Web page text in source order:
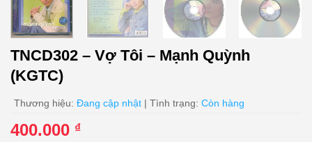
TNCD302 – Vợ Tôi – Mạnh Quỳnh
(KGTC)
Thương hiệu: Đang cập nhật | Tình trạng: Còn hàng
400.000 ₫